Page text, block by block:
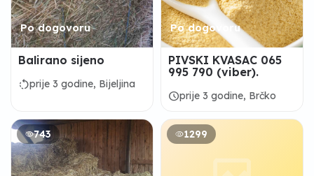
Po dogovoru
Balirano sijeno
rotate_leftprije 3 godine, Bijeljina
Po dogovoru
PIVSKI KVASAC 065
995 790 (viber).
scheduleprije 3 godine, Brčko
743 1299